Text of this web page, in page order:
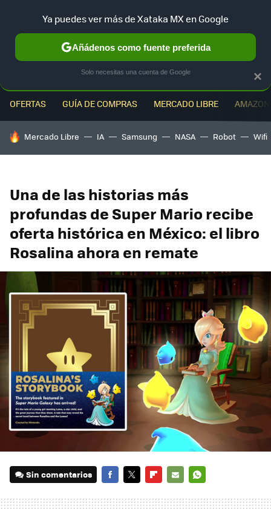
OFERTAS GUÍA DE COMPRAS MERCADO LIBRE
HOY SE HABLA DE
Mercado Libre IA Samsung NASA Robot Wifi
Una de las historias más
profundas de Super Mario recibe
oferta histórica en México: el libro
Rosalina ahora en remate
Sin comentarios
×
Ya puedes ver más de Xataka MX en Google
Añádenos como fuente preferida
Solo necesitas una cuenta de Google